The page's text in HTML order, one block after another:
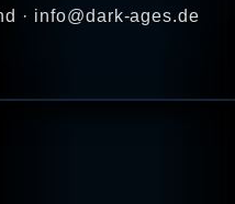
· info@dark-ages.de